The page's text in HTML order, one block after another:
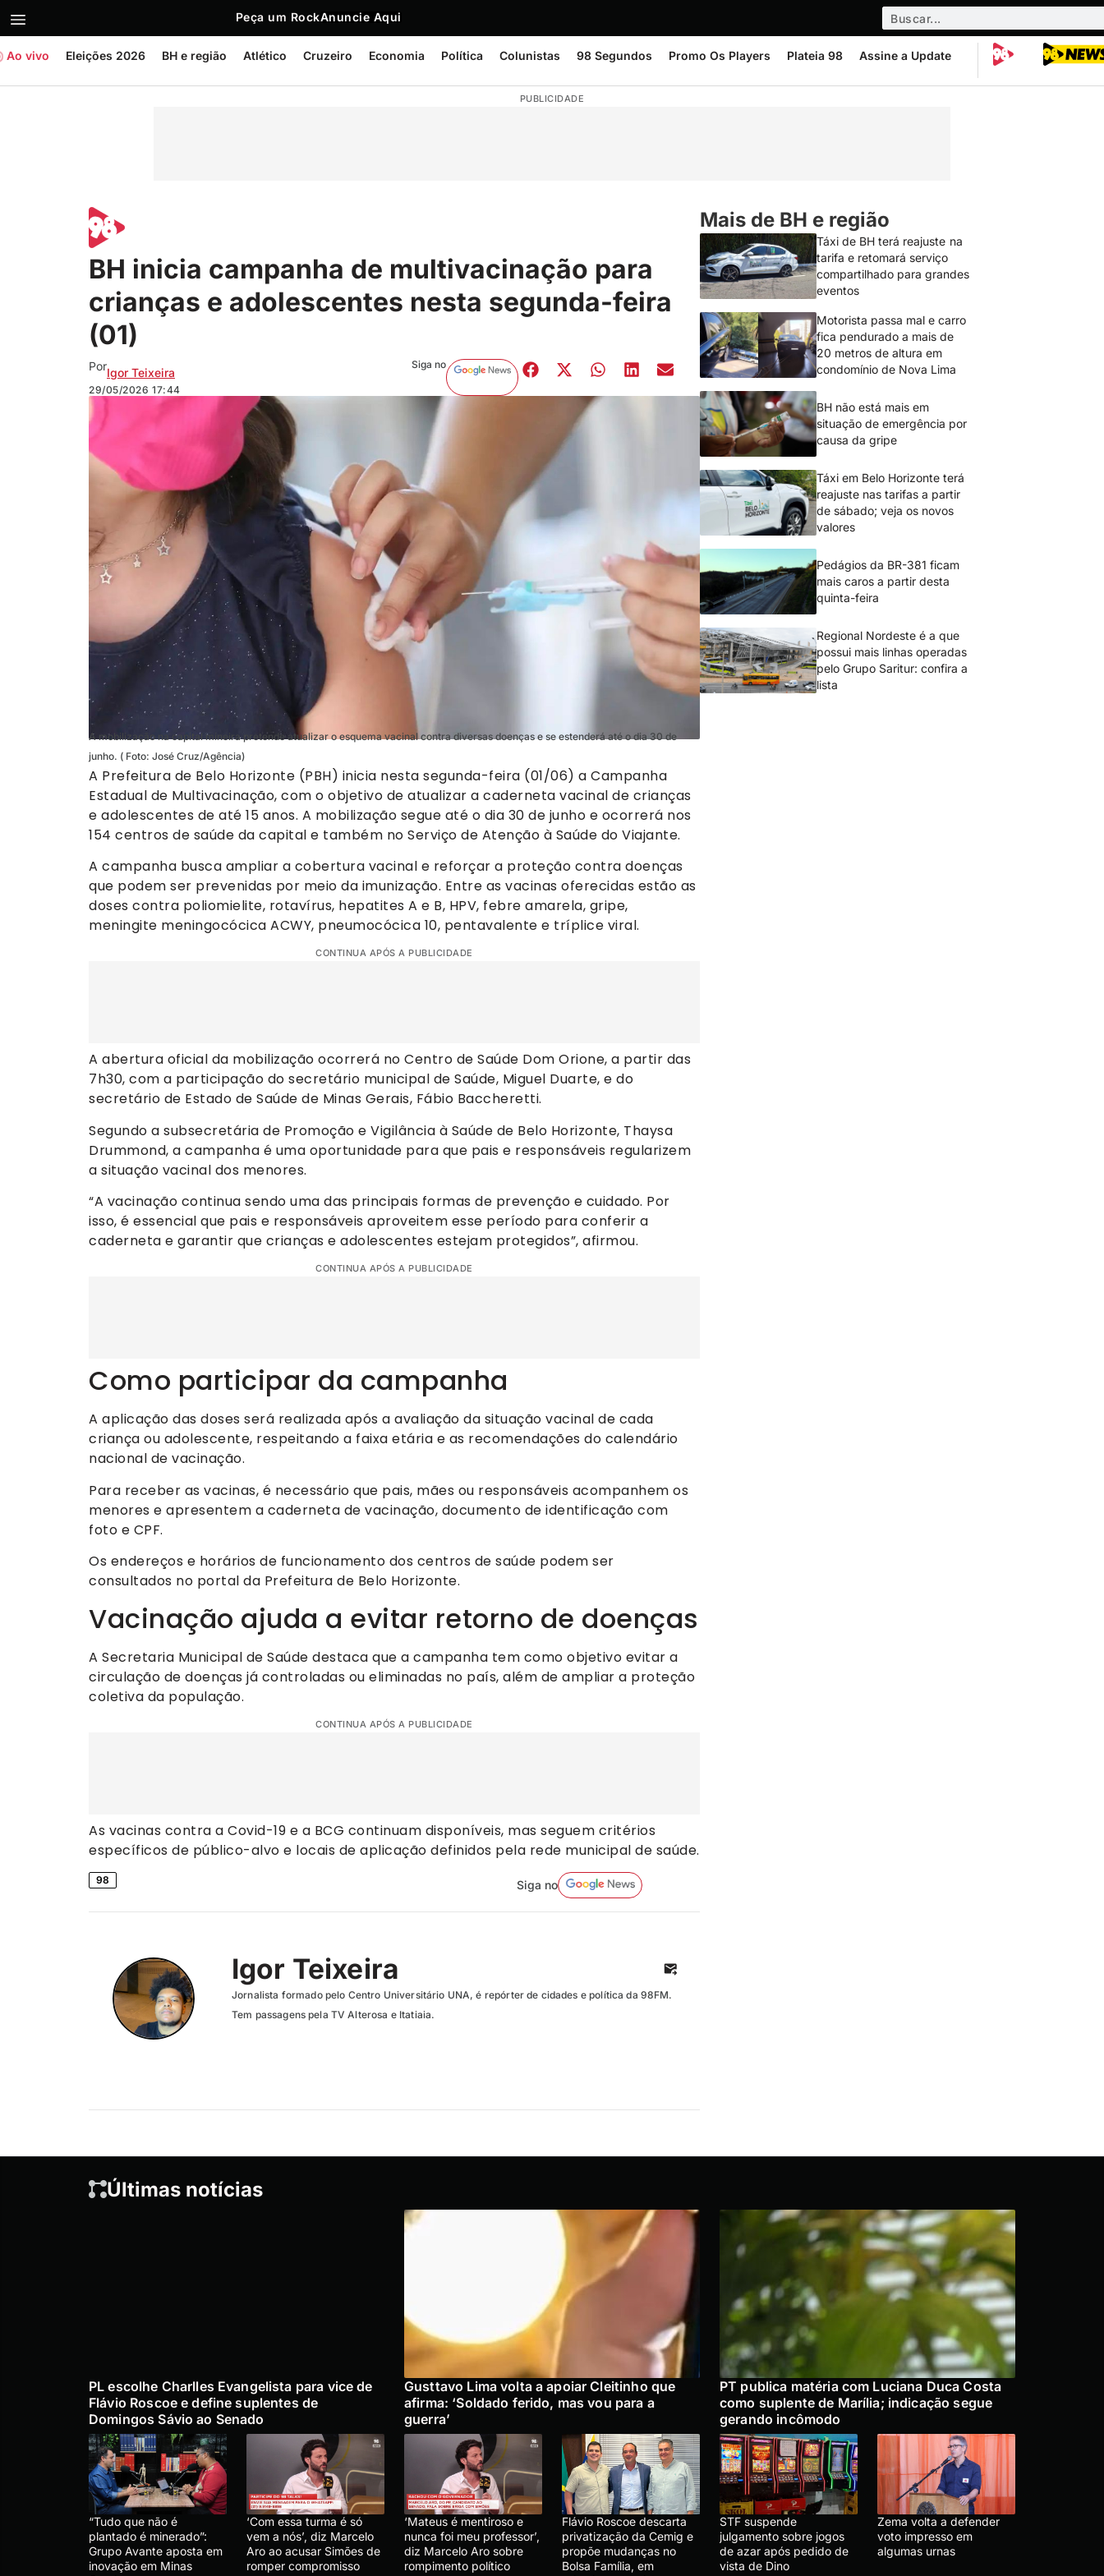
Peça um RockAnuncie Aqui
Ao vivo Eleições 2026 BH e região Atlético Cruzeiro Economia Política Colunistas 98 Segundos Promo Os Players Plateia 98 Assine a Update
PUBLICIDADE
BH inicia campanha de multivacinação para
crianças e adolescentes nesta segunda-feira
(01)
PorIgor Teixeira
29/05/2026 17:44
Siga no
A mobilização na capital mineira pretende atualizar o esquema vacinal contra diversas doenças e se estenderá até o dia 30 de
junho. ( Foto: José Cruz/Agência)
A Prefeitura de Belo Horizonte (PBH) inicia nesta segunda-feira (01/06) a Campanha
Estadual de Multivacinação, com o objetivo de atualizar a caderneta vacinal de crianças
e adolescentes de até 15 anos. A mobilização segue até o dia 30 de junho e ocorrerá nos
154 centros de saúde da capital e também no Serviço de Atenção à Saúde do Viajante.
A campanha busca ampliar a cobertura vacinal e reforçar a proteção contra doenças
que podem ser prevenidas por meio da imunização. Entre as vacinas oferecidas estão as
doses contra poliomielite, rotavírus, hepatites A e B, HPV, febre amarela, gripe,
meningite meningocócica ACWY, pneumocócica 10, pentavalente e tríplice viral.
CONTINUA APÓS A PUBLICIDADE
A abertura oficial da mobilização ocorrerá no Centro de Saúde Dom Orione, a partir das
7h30, com a participação do secretário municipal de Saúde, Miguel Duarte, e do
secretário de Estado de Saúde de Minas Gerais, Fábio Baccheretti.
Segundo a subsecretária de Promoção e Vigilância à Saúde de Belo Horizonte, Thaysa
Drummond, a campanha é uma oportunidade para que pais e responsáveis regularizem
a situação vacinal dos menores.
“A vacinação continua sendo uma das principais formas de prevenção e cuidado. Por
isso, é essencial que pais e responsáveis aproveitem esse período para conferir a
caderneta e garantir que crianças e adolescentes estejam protegidos”, afirmou.
CONTINUA APÓS A PUBLICIDADE
Como participar da campanha
A aplicação das doses será realizada após a avaliação da situação vacinal de cada
criança ou adolescente, respeitando a faixa etária e as recomendações do calendário
nacional de vacinação.
Para receber as vacinas, é necessário que pais, mães ou responsáveis acompanhem os
menores e apresentem a caderneta de vacinação, documento de identificação com
foto e CPF.
Os endereços e horários de funcionamento dos centros de saúde podem ser
consultados no portal da Prefeitura de Belo Horizonte.
Vacinação ajuda a evitar retorno de doenças
A Secretaria Municipal de Saúde destaca que a campanha tem como objetivo evitar a
circulação de doenças já controladas ou eliminadas no país, além de ampliar a proteção
coletiva da população.
CONTINUA APÓS A PUBLICIDADE
As vacinas contra a Covid-19 e a BCG continuam disponíveis, mas seguem critérios
específicos de público-alvo e locais de aplicação definidos pela rede municipal de saúde.
98 Siga no
Igor Teixeira
Jornalista formado pelo Centro Universitário UNA, é repórter de cidades e política da 98FM.
Tem passagens pela TV Alterosa e Itatiaia.
Mais de BH e região
Táxi de BH terá reajuste na
tarifa e retomará serviço
compartilhado para grandes
eventos
Motorista passa mal e carro
fica pendurado a mais de
20 metros de altura em
condomínio de Nova Lima
BH não está mais em
situação de emergência por
causa da gripe
Táxi em Belo Horizonte terá
reajuste nas tarifas a partir
de sábado; veja os novos
valores
Pedágios da BR-381 ficam
mais caros a partir desta
quinta-feira
Regional Nordeste é a que
possui mais linhas operadas
pelo Grupo Saritur: confira a
lista
Últimas notícias
PL escolhe Charlles Evangelista para vice de
Flávio Roscoe e define suplentes de
Domingos Sávio ao Senado
Gusttavo Lima volta a apoiar Cleitinho que
afirma: ‘Soldado ferido, mas vou para a
guerra’
PT publica matéria com Luciana Duca Costa
como suplente de Marília; indicação segue
gerando incômodo
“Tudo que não é
plantado é minerado”:
Grupo Avante aposta em
inovação em Minas
‘Com essa turma é só
vem a nós’, diz Marcelo
Aro ao acusar Simões de
romper compromisso
‘Mateus é mentiroso e
nunca foi meu professor’,
diz Marcelo Aro sobre
rompimento político
Flávio Roscoe descarta
privatização da Cemig e
propõe mudanças no
Bolsa Família, em
STF suspende
julgamento sobre jogos
de azar após pedido de
vista de Dino
Zema volta a defender
voto impresso em
algumas urnas